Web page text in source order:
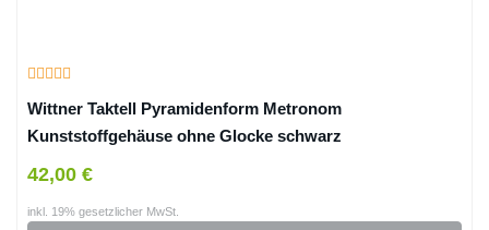
Wittner Taktell Pyramidenform Metronom
Kunststoffgehäuse ohne Glocke schwarz
42,00 €
inkl. 19% gesetzlicher MwSt.